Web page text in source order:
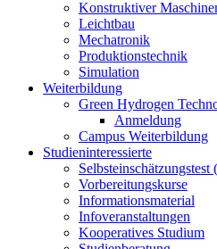
Konstruktiver
Leichtbau
Mechatronik
Produktionstechnik
Simulation
Weiterbildung
Green Hydrogen
Anmeldung
Campus Weiterbildung
Studieninteressierte
Vorbereitungskurse
Informationsmaterial
Infoveranstaltungen
Kooperatives Studium